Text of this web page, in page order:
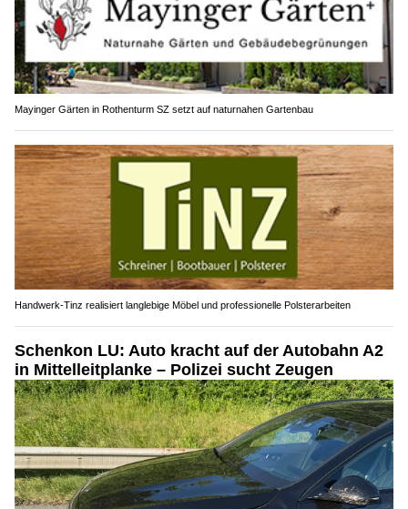
Mayinger Gärten in Rothenturm SZ setzt auf naturnahen Gartenbau
Handwerk-Tinz realisiert langlebige Möbel und professionelle Polsterarbeiten
Schenkon LU: Auto kracht auf der Autobahn A2
in Mittelleitplanke – Polizei sucht Zeugen